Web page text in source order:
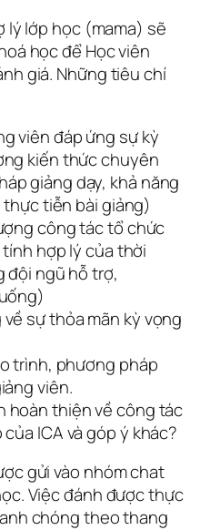
lý lớp học (mama) sẽ
học để Học viên
giá. Những tiêu chí
viên đáp ứng sự kỳ
kiến thức chuyên
giảng dạy, khả năng
tiễn bài giảng)
công tác tổ chức
hợp lý của thời
đội ngũ hỗ trợ,
sự thỏa mãn kỳ vọng
trình, phương pháp
viên.
hoàn thiện về công tác
ICA và góp ý khác?
gửi vào nhóm chat
Việc đánh được thực
chóng theo thang